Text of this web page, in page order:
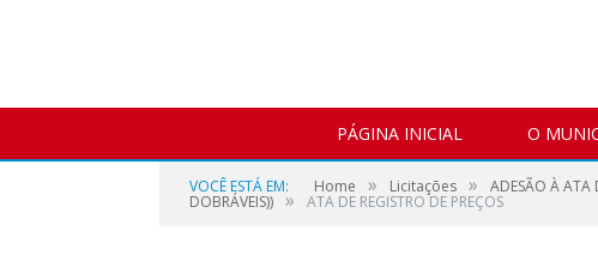
PÁGINA INICIAL O
VOCÊ ESTÁ EM: Home » Licitações » ADESÃO À ATA
DOBRÁVEIS)) » ATA DE REGISTRO DE PREÇOS